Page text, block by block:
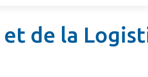
de la